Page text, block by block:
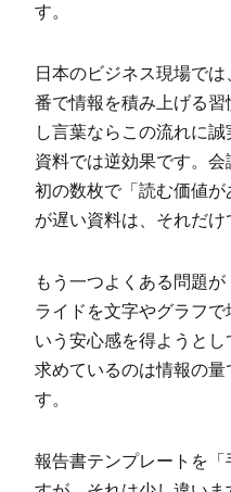
す。
日本のビジネス現場で
番で情報を積み上げる
し言葉ならこの流れに
資料では逆効果です。
初の数枚で「読む価値
が遅い資料は、それだけ
もう一つよくある問題
ライドを文字やグラフ
いう安心感を得ようと
求めているのは情報の
す。
報告書テンプレートを